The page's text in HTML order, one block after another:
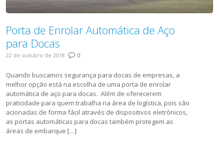
Porta de Enrolar Automática de Aço
para Docas
22 de outubro de 2018 0
Quando buscamos segurança para docas de empresas, a
melhor opção está na escolha de uma porta de enrolar
automática de aço para docas. Além de oferecerem
praticidade para quem trabalha na área de logística, pois são
acionadas de forma fácil através de dispositivos eletrônicos,
as portas automáticas para docas também protegem as
áreas de embarque […]